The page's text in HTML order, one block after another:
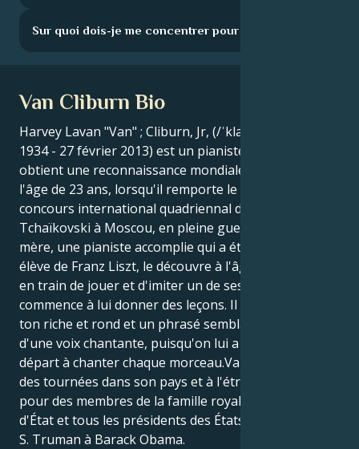
Sur quoi dois-je me concentrer pour progresser ?
Van Cliburn Bio
Harvey Lavan "Van" ; Cliburn, Jr, (/ˈklaɪbɜrn/ ; 12 juillet
1934 - 27 février 2013) est un pianiste américain qui
obtient une reconnaissance mondiale en 1958, à
l'âge de 23 ans, lorsqu'il remporte le premier
concours international quadriennal de piano
Tchaïkovski à Moscou, en pleine guerre froide.Sa
mère, une pianiste accomplie qui a étudié avec un
élève de Franz Liszt, le découvre à l'âge de trois ans
en train de jouer et d'imiter un de ses élèves. Elle
commence à lui donner des leçons. Il a développé un
ton riche et rond et un phrasé semblable à celui
d'une voix chantante, puisqu'on lui a appris dès le
départ à chanter chaque morceau.Van Cliburn a fait
des tournées dans son pays et à l'étranger. Il a joué
pour des membres de la famille royale, des chefs
d'État et tous les présidents des États-Unis, de Harry
S. Truman à Barack Obama.